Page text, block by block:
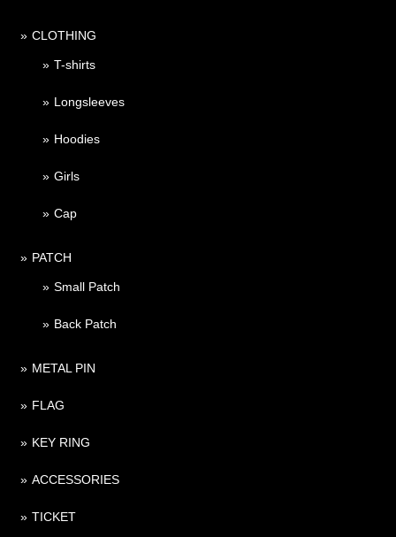
CLOTHING
T-shirts
Longsleeves
Hoodies
Girls
Cap
PATCH
Small Patch
Back Patch
METAL PIN
FLAG
KEY RING
ACCESSORIES
TICKET